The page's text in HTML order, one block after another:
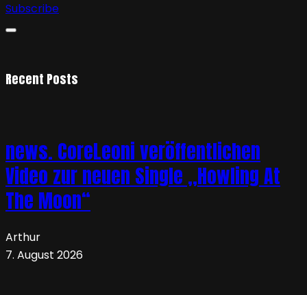
Subscribe
Recent Posts
news. CoreLeoni veröffentlichen
Video zur neuen Single „Howling At
The Moon“
Arthur
7. August 2026